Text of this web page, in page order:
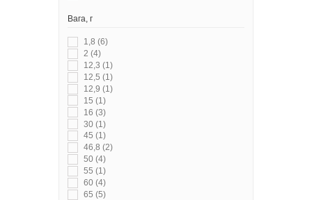
Вага, г
1,8 (6)
2 (4)
12,3 (1)
12,5 (1)
12,9 (1)
15 (1)
16 (3)
30 (1)
45 (1)
46,8 (2)
50 (4)
55 (1)
60 (4)
65 (5)